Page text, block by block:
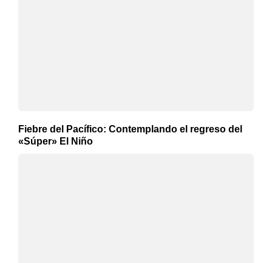
Fiebre del Pacífico: Contemplando el regreso del
«Súper» El Niño